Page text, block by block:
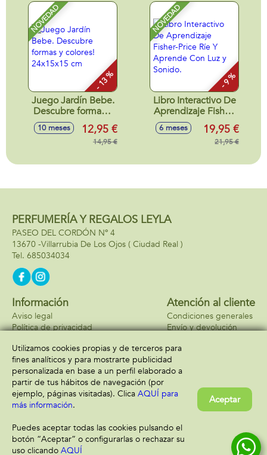
ajustable, con
sonidos, mamá
pata 16x15x11cm y
patito 6x6x4cm
NOVEDAD
- 13 %
Juego Jardín Bebe.
Descubre formas y
colores! 24x15x15
cm
10 meses 12,95 €
14,95 €
NOVEDAD
- 9 %
Libro Interactivo De
Aprendizaje Fisher-
Price Ríe Y
Aprende Con Luz y
6 meses 19,95 €
21,95 €
PERFUMERÍA Y REGALOS LEYLA
PASEO DEL CORDÓN Nº 4
13670 -Villarrubia De Los Ojos ( Ciudad Real )
685034034
Información
Aviso legal
Política de privacidad
Atención al cliente
Condiciones generales
Envío y devolución
Formas de pago
Utilizamos cookies propias y de terceros para
fines analíticos y para mostrarte publicidad
personalizada en base a un perfil elaborado a
partir de tus hábitos de navegación (por
ejemplo, páginas visitadas). Clica AQUÍ para
más información.
Puedes aceptar todas las cookies pulsando el
botón “Aceptar” o configurarlas o rechazar su
uso clicando AQUÍ
Aceptar